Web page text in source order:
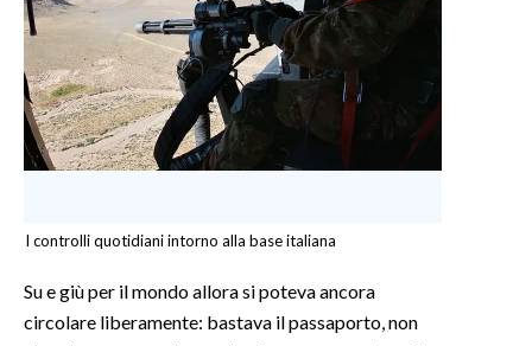
I controlli quotidiani intorno alla base italiana
Su e giù per il mondo allora si poteva ancora
circolare liberamente: bastava il passaporto, non